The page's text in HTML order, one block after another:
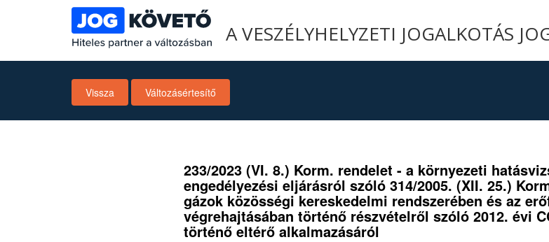
A VESZÉLYHELYZETI JOGALKOTÁS
Vissza Változásértesítő
233/2023 (VI. 8.) Korm. rendelet - a környezeti
engedélyezési eljárásról szóló 314/2005. (XII. 25.)
gázok közösségi kereskedelmi rendszerében és az
végrehajtásában történő részvételről szóló 2012. évi
történő eltérő alkalmazásáról